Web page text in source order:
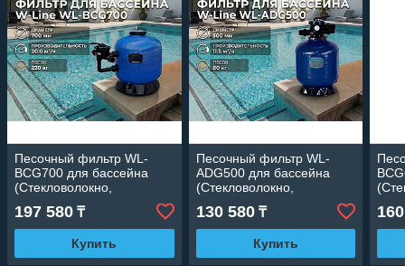
Песочный фильтр WL-
BCG700 для бассейна
(Стекловолокно,
производительность 20
м3/ч, диаметр: 700 мм,
песок 220 кг.)
197 580 ₸
Купить
Песочный фильтр WL-
ADG500 для бассейна
(Стекловолокно,
производительность 11.5
м3/ч, диаметр: 500 мм,
песок 80 кг.)
130 580₸
Купить
м3/